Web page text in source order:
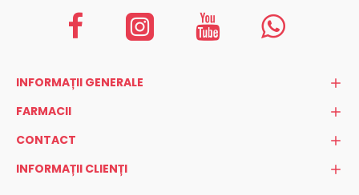
INFORMAȚII GENERALE
FARMACII
CONTACT
INFORMAȚII CLIENȚI